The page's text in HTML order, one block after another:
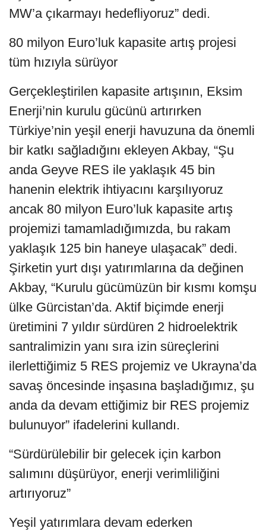
MW’a çıkarmayı hedefliyoruz” dedi.
80 milyon Euro’luk kapasite artış projesi
tüm hızıyla sürüyor
Gerçekleştirilen kapasite artışının, Eksim
Enerji’nin kurulu gücünü artırırken
Türkiye’nin yeşil enerji havuzuna da önemli
bir katkı sağladığını ekleyen Akbay, “Şu
anda Geyve RES ile yaklaşık 45 bin
hanenin elektrik ihtiyacını karşılıyoruz
ancak 80 milyon Euro’luk kapasite artış
projemizi tamamladığımızda, bu rakam
yaklaşık 125 bin haneye ulaşacak” dedi.
Şirketin yurt dışı yatırımlarına da değinen
Akbay, “Kurulu gücümüzün bir kısmı komşu
ülke Gürcistan’da. Aktif biçimde enerji
üretimini 7 yıldır sürdüren 2 hidroelektrik
santralimizin yanı sıra izin süreçlerini
ilerlettiğimiz 5 RES projemiz ve Ukrayna’da
savaş öncesinde inşasına başladığımız, şu
anda da devam ettiğimiz bir RES projemiz
bulunuyor” ifadelerini kullandı.
“Sürdürülebilir bir gelecek için karbon
salımını düşürüyor, enerji verimliliğini
artırıyoruz”
Yeşil yatırımlara devam ederken